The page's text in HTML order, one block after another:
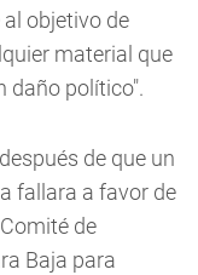
objetivo de
material que
daño político".
de que un
fallara a favor de
de
Baja para